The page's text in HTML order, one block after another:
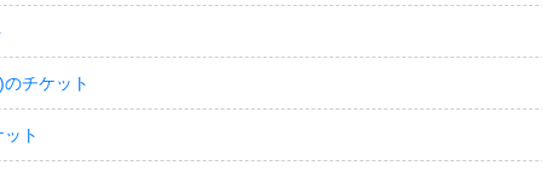
チケット
ト